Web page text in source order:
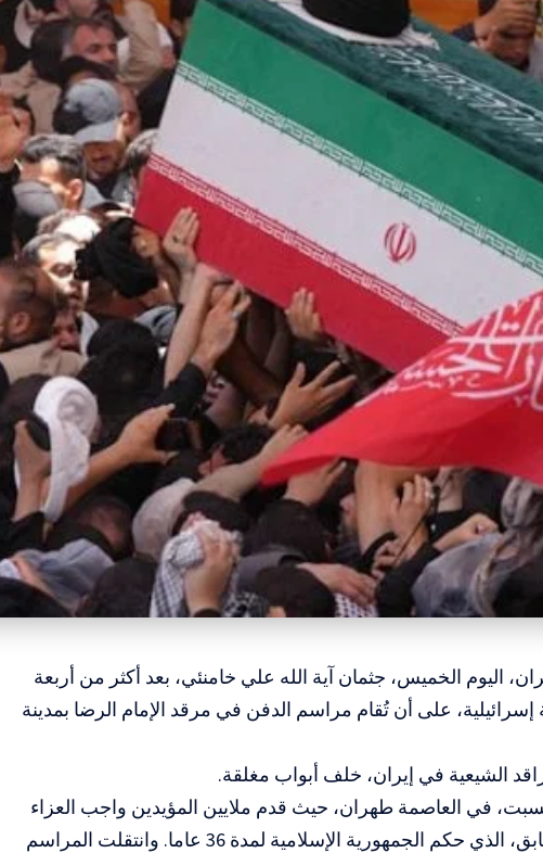
اليوم الخميس، جثمان آية الله علي خامنئي، بعد أكثر من أربعة
على أن تُقام مراسم الدفن في مرقد الإمام الرضا بمدينة
الشيعية في إيران، خلف أبواب مغلقة.
في العاصمة طهران، حيث قدم ملايين المؤيدين واجب العزاء
للزعيم السياسي والروحي السابق، الذي حكم الجمهورية الإسلامية لمدة 36 عاما. وانتقلت المراسم